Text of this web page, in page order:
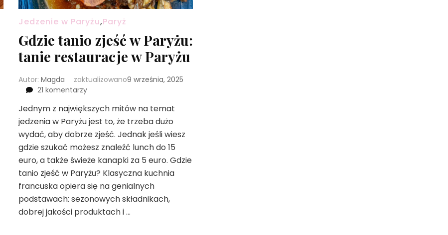
Jedzenie w Paryżu,Paryż
Gdzie tanio zjeść w Paryżu:
tanie restauracje w Paryżu
Autor: Magda zaktualizowano9 września, 2025
21 komentarzydo
tanio
zjeść
w
Paryżu:
tanie
restauracje
w
Paryżu
Jednym z największych mitów na temat
jedzenia w Paryżu jest to, że trzeba dużo
wydać, aby dobrze zjeść. Jednak jeśli wiesz
gdzie szukać możesz znaleźć lunch do 15
euro, a także świeże kanapki za 5 euro. Gdzie
tanio zjeść w Paryżu? Klasyczna kuchnia
francuska opiera się na genialnych
podstawach: sezonowych składnikach,
dobrej jakości produktach i …